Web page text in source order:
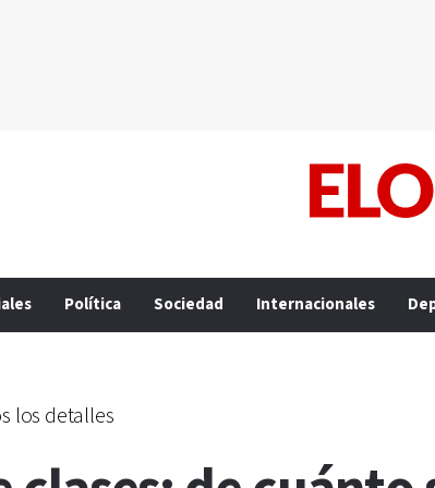
Política Sociedad Internacionales
los detalles